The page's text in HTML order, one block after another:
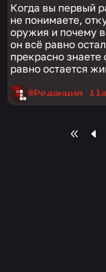
Когда вы первый
не понимаете,
оружия и почему
он всё равно
прекрасно знаете
равно остается
@Редакция